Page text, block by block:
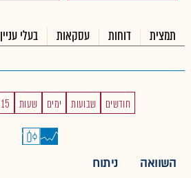
תמצית דוחות עסקאות בעלי עניין
חודשים שבועות ימים שעות 15 דקות
השוואה ניתוח